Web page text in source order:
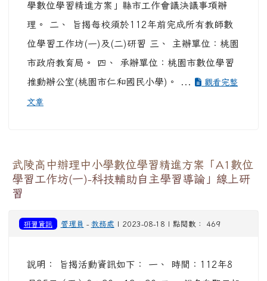
學數位學習精進方案」縣市工作會議決議事項辦
理。 二、 旨揭每校須於112年前完成所有教師數
位學習工作坊(一)及(二)研習 三、 主辦單位：桃園
市政府教育局。 四、 承辦單位：桃園市數位學習
推動辦公室(桃園市仁和國民小學)。 ...
觀看完整
文章
武陵高中辦理中小學數位學習精進方案「A1數位
學習工作坊(一)-科技輔助自主學習導論」線上研
習
研習資訊 管理員 - 教務處 | 2023-08-18 | 點閱數： 469
說明： 旨揭活動資訊如下： 一、 時間：112年8